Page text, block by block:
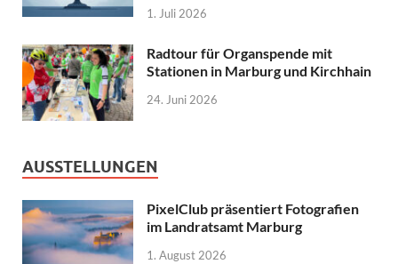
1. Juli 2026
Radtour für Organspende mit
Stationen in Marburg und Kirchhain
24. Juni 2026
AUSSTELLUNGEN
PixelClub präsentiert Fotografien
im Landratsamt Marburg
1. August 2026